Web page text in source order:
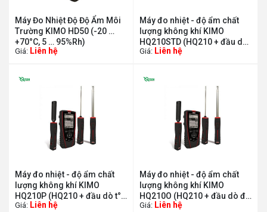
Máy Đo Nhiệt Độ Độ Ẩm Môi
Trường KIMO HD50 (-20 …
+70°C, 5 … 95%Rh)
Giá: Liên hệ
Máy đo nhiệt - độ ẩm chất
lượng không khí KIMO
HQ210STD (HQ210 + đầu dò
nhiệt/độ ẩm SHR 110 trong
Giá: Liên hệ
Máy đo nhiệt - độ ẩm chất
lượng không khí KIMO
HQ210P (HQ210 + đầu dò t°/
đọ ẩm/C02 SCOH 112)
Giá: Liên hệ
Máy đo nhiệt - độ ẩm chất
lượng không khí KIMO
HQ210O (HQ210 + đầu dò đa
hướng SOM 900)
Giá: Liên hệ